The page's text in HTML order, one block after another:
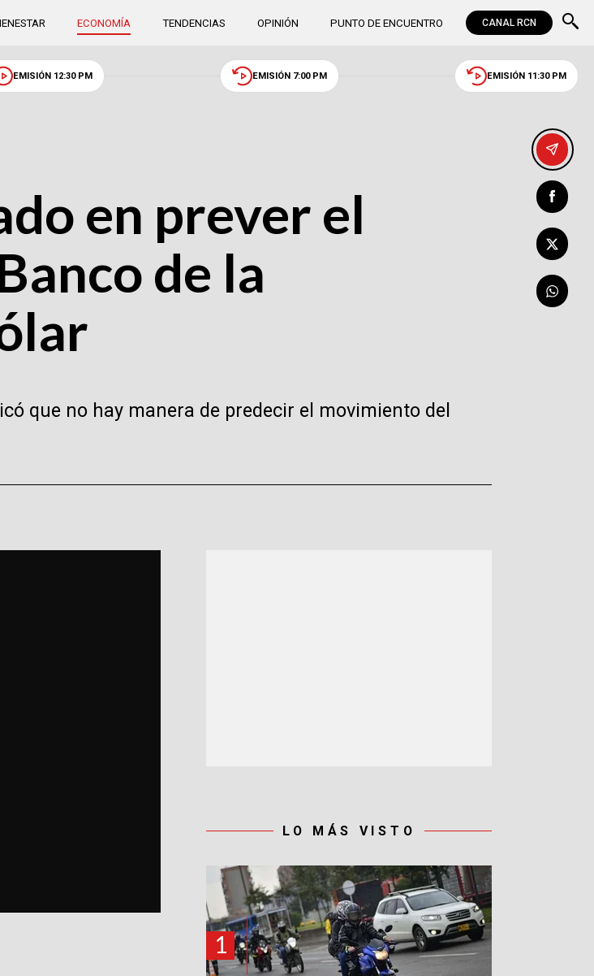
ECONOMÍA TENDENCIAS OPINIÓN PUNTO DE ENCUENTRO CANAL RCN
EMISIÓN 12:30 PM EMISIÓN 7:00 PM EMISIÓN 11:30 PM
en prever el
de la
que no hay manera de predecir el movimiento del
LO MÁS VISTO
1